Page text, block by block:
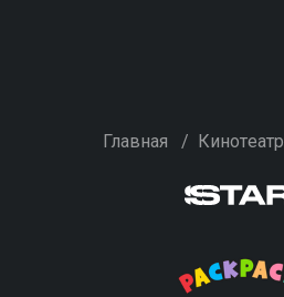
Главная / Кинотеатр